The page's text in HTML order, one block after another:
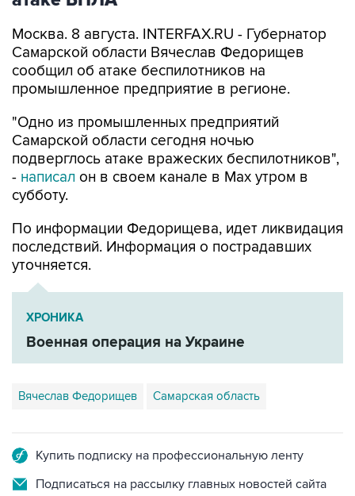
сообщил об атаке беспилотников на
промышленное предприятие в регионе.
"Одно из промышленных предприятий
подверглось атаке вражеских беспилотников",
-написалон в своем канале в Max утром в
субботу.
По информации Федорищева, идет ликвидация
уточняется.
ХРОНИКА
Военная операция на Украине
Вячеслав Федорищев Самарская область
Подписаться на рассылку главных новостей сайта
Получать оперативные новости в официальном